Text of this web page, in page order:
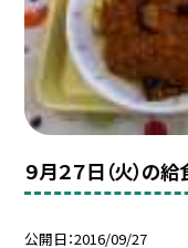
９月２７日（火）の給
公開日 2016/09/27